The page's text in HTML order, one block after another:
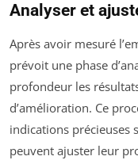
Analyser et
Après avoir mesuré
prévoit une phase
profondeur les
d’amélioration. Ce
indications précieuses
peuvent ajuster leur